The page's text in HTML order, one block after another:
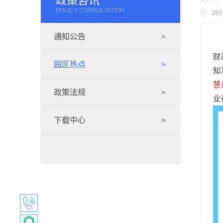
POLICY CONSULTATION
通知公告
园区热点
政策法规
下载中心
财
知
慧
业